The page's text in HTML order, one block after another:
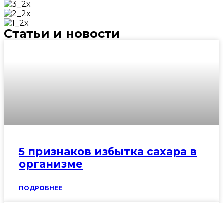
Статьи и новости
5 признаков избытка сахара в
организме
ПОДРОБНЕЕ